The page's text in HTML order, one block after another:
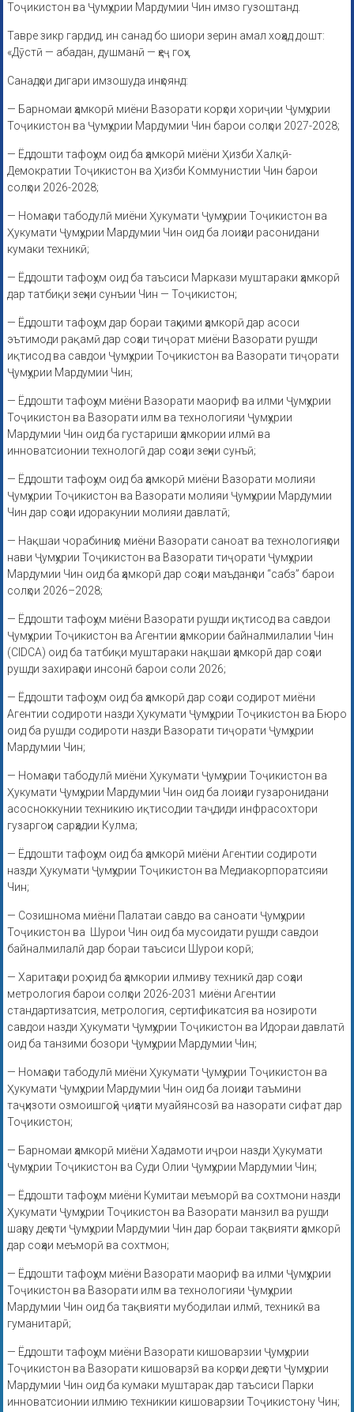
Тоҷикистон ва Ҷумҳурии Мардумии Чин имзо гузоштанд.
Тавре зикр гардид, ин санад бо шиори зерин амал хоҳад дошт:
«Дӯстӣ — абадан, душманӣ — ҳеҷ гоҳ».
Санадҳои дигари имзошуда инҳоянд:
— Барномаи ҳамкорӣ миёни Вазорати корҳои хориҷии Ҷумҳурии
Тоҷикистон ва Ҷумҳурии Мардумии Чин барои солҳои 2027-2028;
— Ёддошти тафоҳум оид ба ҳамкорӣ миёни Ҳизби Халқӣ-
Демократии Тоҷикистон ва Ҳизби Коммунистии Чин барои
солҳои 2026-2028;
— Номаҳои табодулӣ миёни Ҳукумати Ҷумҳурии Тоҷикистон ва
Ҳукумати Ҷумҳурии Мардумии Чин оид ба лоиҳаи расонидани
кумаки техникӣ;
— Ёддошти тафоҳум оид ба таъсиси Маркази муштараки ҳамкорӣ
дар татбиқи зеҳни сунъии Чин — Тоҷикистон;
— Ёддошти тафоҳум дар бораи таҳкими ҳамкорӣ дар асоси
эътимоди рақамӣ дар соҳаи тиҷорат миёни Вазорати рушди
иқтисод ва савдои Ҷумҳурии Тоҷикистон ва Вазорати тиҷорати
Ҷумҳурии Мардумии Чин;
— Ёддошти тафоҳум миёни Вазорати маориф ва илми Ҷумҳурии
Тоҷикистон ва Вазорати илм ва технологияи Ҷумҳурии
Мардумии Чин оид ба густариши ҳамкории илмӣ ва
инноватсионии технологӣ дар соҳаи зеҳни сунъӣ;
— Ёддошти тафоҳум оид ба ҳамкорӣ миёни Вазорати молияи
Ҷумҳурии Тоҷикистон ва Вазорати молияи Ҷумҳурии Мардумии
Чин дар соҳаи идоракунии молияи давлатӣ;
— Нақшаи чорабиниҳо миёни Вазорати саноат ва технологияҳои
нави Ҷумҳурии Тоҷикистон ва Вазорати тиҷорати Ҷумҳурии
Мардумии Чин оид ба ҳамкорӣ дар соҳаи маъданҳои “сабз” барои
солҳои 2026–2028;
— Ёддошти тафоҳум миёни Вазорати рушди иқтисод ва савдои
Ҷумҳурии Тоҷикистон ва Агентии ҳамкории байналмилалии Чин
(CIDCA) оид ба татбиқи муштараки нақшаи ҳамкорӣ дар соҳаи
рушди захираҳои инсонӣ барои соли 2026;
— Ёддошти тафоҳум оид ба ҳамкорӣ дар соҳаи содирот миёни
Агентии содироти назди Ҳукумати Ҷумҳурии Тоҷикистон ва Бюро
оид ба рушди содироти назди Вазорати тиҷорати Ҷумҳурии
Мардумии Чин;
— Номаҳои табодулӣ миёни Ҳукумати Ҷумҳурии Тоҷикистон ва
Ҳукумати Ҷумҳурии Мардумии Чин оид ба лоиҳаи гузаронидани
асосноккунии техникию иқтисодии таҷдиди инфрасохтори
гузаргоҳи сарҳадии Кулма;
— Ёддошти тафоҳум оид ба ҳамкорӣ миёни Агентии содироти
назди Ҳукумати Ҷумҳурии Тоҷикистон ва Медиакорпоратсияи
Чин;
— Созишнома миёни Палатаи савдо ва саноати Ҷумҳурии
Тоҷикистон ва Шурои Чин оид ба мусоидати рушди савдои
байналмилалӣ дар бораи таъсиси Шурои корӣ;
— Харитаҳои роҳ оид ба ҳамкории илмиву техникӣ дар соҳаи
метрология барои солҳои 2026-2031 миёни Агентии
стандартизатсия, метрология, сертификатсия ва нозироти
савдои назди Ҳукумати Ҷумҳурии Тоҷикистон ва Идораи давлатӣ
оид ба танзими бозори Ҷумҳурии Мардумии Чин;
— Номаҳои табодулӣ миёни Ҳукумати Ҷумҳурии Тоҷикистон ва
Ҳукумати Ҷумҳурии Мардумии Чин оид ба лоиҳаи таъмини
таҷҳизоти озмоишгоҳӣ ҷиҳати муайянсозӣ ва назорати сифат дар
Тоҷикистон;
— Барномаи ҳамкорӣ миёни Хадамоти иҷрои назди Ҳукумати
Ҷумҳурии Тоҷикистон ва Суди Олии Ҷумҳурии Мардумии Чин;
— Ёддошти тафоҳум миёни Кумитаи меъморӣ ва сохтмони назди
Ҳукумати Ҷумҳурии Тоҷикистон ва Вазорати манзил ва рушди
шаҳру деҳоти Ҷумҳурии Мардумии Чин дар бораи тақвияти ҳамкорӣ
дар соҳаи меъморӣ ва сохтмон;
— Ёддошти тафоҳум миёни Вазорати маориф ва илми Ҷумҳурии
Тоҷикистон ва Вазорати илм ва технологияи Ҷумҳурии
Мардумии Чин оид ба тақвияти мубодилаи илмӣ, техникӣ ва
гуманитарӣ;
— Ёддошти тафоҳум миёни Вазорати кишоварзии Ҷумҳурии
Тоҷикистон ва Вазорати кишоварзӣ ва корҳои деҳоти Ҷумҳурии
Мардумии Чин оид ба кумаки муштарак дар таъсиси Парки
инноватсионии илмию техникии кишоварзии Тоҷикистону Чин;